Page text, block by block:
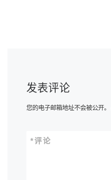
发表评论
您的电子邮箱地址不会被公开。
评论
*